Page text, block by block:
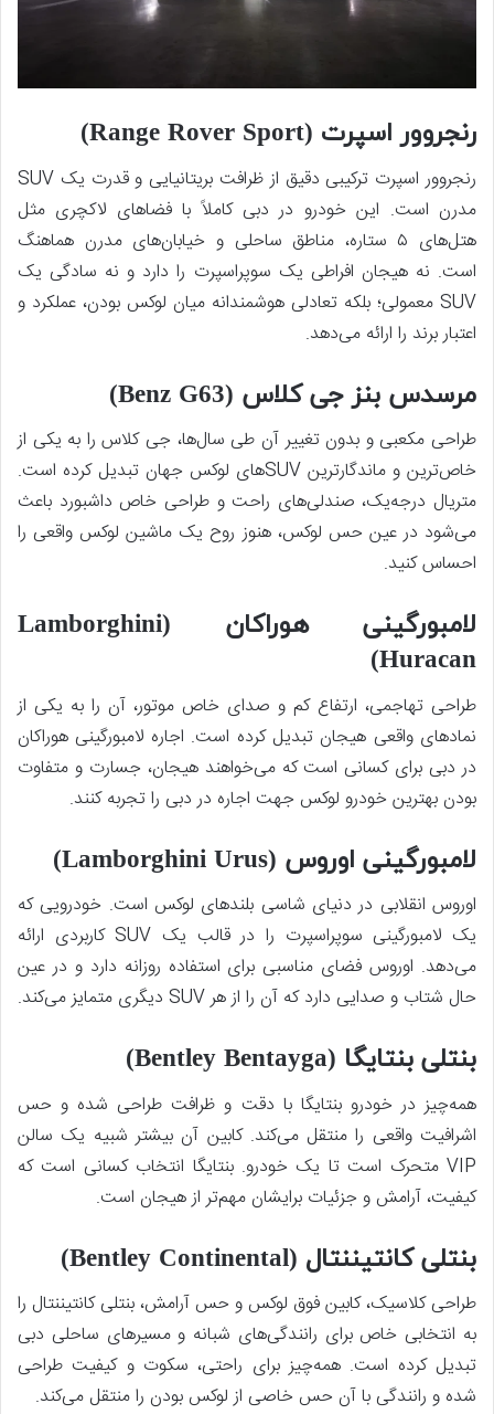
رنجروور اسپرت (Range Rover Sport)
رنجروور اسپرت ترکیبی دقیق از ظرافت بریتانیایی و قدرت یک SUV
مدرن است. این خودرو در دبی کاملاً با فضاهای لاکچری مثل
هتل‌های ۵ ستاره، مناطق ساحلی و خیابان‌های مدرن هماهنگ
است. نه هیجان افراطی یک سوپراسپرت را دارد و نه سادگی یک
SUV معمولی؛ بلکه تعادلی هوشمندانه میان لوکس ‌بودن، عملکرد و
اعتبار برند را ارائه می‌دهد.
مرسدس بنز جی کلاس (Benz G63)
طراحی مکعبی و بدون تغییر آن طی سال‌ها، جی کلاس را به یکی از
خاص‌ترین و ماندگارترین SUVهای لوکس جهان تبدیل کرده است.
متریال درجه‌یک، صندلی‌های راحت و طراحی خاص داشبورد باعث
می‌شود در عین حس لوکس، هنوز روح یک ماشین لوکس واقعی را
احساس کنید.
لامبورگینی هوراکان (Lamborghini
Huracan)
طراحی تهاجمی، ارتفاع کم و صدای خاص موتور، آن را به یکی از
نمادهای واقعی هیجان تبدیل کرده است. اجاره لامبورگینی هوراکان
در دبی برای کسانی است که می‌خواهند هیجان، جسارت و متفاوت
بودن بهترین خودرو لوکس جهت اجاره در دبی را تجربه کنند.
لامبورگینی اوروس (Lamborghini Urus)
اوروس انقلابی در دنیای شاسی بلندهای لوکس است. خودرویی که
یک لامبورگینی سوپراسپرت را در قالب یک SUV کاربردی ارائه
می‌دهد. اوروس فضای مناسبی برای استفاده روزانه دارد و در عین
حال شتاب و صدایی دارد که آن را از هر SUV دیگری متمایز می‌کند.
بنتلی بنتایگا (Bentley Bentayga)
همه‌چیز در خودرو بنتایگا با دقت و ظرافت طراحی شده و حس
اشرافیت واقعی را منتقل می‌کند. کابین آن بیشتر شبیه یک سالن
VIP متحرک است تا یک خودرو. بنتایگا انتخاب کسانی است که
کیفیت، آرامش و جزئیات برایشان مهم‌تر از هیجان است.
بنتلی کانتیننتال (Bentley Continental)
طراحی کلاسیک، کابین فوق‌ لوکس و حس آرامش، بنتلی کانتیننتال را
به انتخابی خاص برای رانندگی‌های شبانه و مسیرهای ساحلی دبی
تبدیل کرده است. همه‌چیز برای راحتی، سکوت و کیفیت طراحی
شده و رانندگی با آن حس خاصی از لوکس ‌بودن را منتقل می‌کند.